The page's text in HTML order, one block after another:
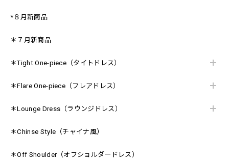
*８月新商品
＊７月新商品
＊Tight One-piece（タイトドレス）
＊Flare One-piece（フレアドレス）
＊Lounge Dress（ラウンジドレス）
＊Chinse Style（チャイナ風）
＊Off Shoulder（オフショルダードレス）